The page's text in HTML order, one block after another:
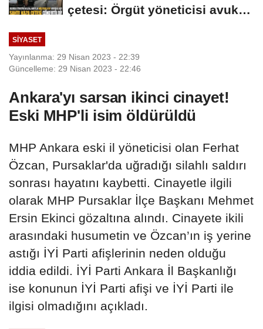
çetesi: Örgüt yöneticisi avukat
SIYASET
Yayınlanma: 29 Nisan 2023 - 22:39
Güncelleme: 29 Nisan 2023 - 22:46
Ankara'yı sarsan ikinci cinayet!
Eski MHP'li isim öldürüldü
MHP Ankara eski il yöneticisi olan Ferhat
Özcan, Pursaklar'da uğradığı silahlı saldırı
sonrası hayatını kaybetti. Cinayetle ilgili
olarak MHP Pursaklar İlçe Başkanı Mehmet
Ersin Ekinci gözaltına alındı. Cinayete ikili
arasındaki husumetin ve Özcan’ın iş yerine
astığı İYİ Parti afişlerinin neden olduğu
iddia edildi. İYİ Parti Ankara İl Başkanlığı
ise konunun İYİ Parti afişi ve İYİ Parti ile
ilgisi olmadığını açıkladı.